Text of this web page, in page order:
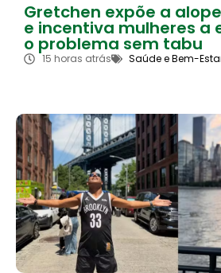
Gretchen expõe a
e incentiva mulheres a
o problema sem tabu
15 horas atrás Saúde e Bem-